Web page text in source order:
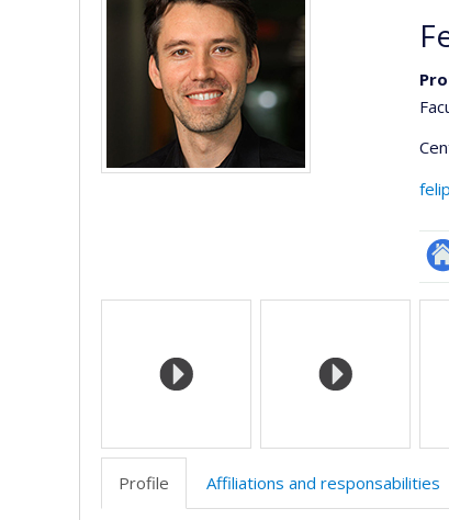
Media
Profile Affiliations and responsabilities